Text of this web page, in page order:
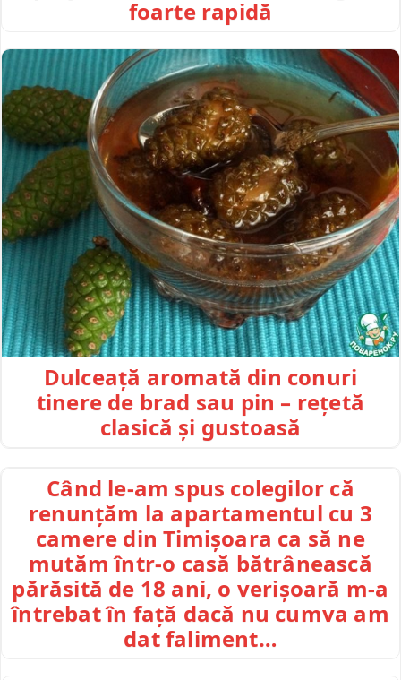
foarte rapidă
Dulceață aromată din conuri
tinere de brad sau pin – rețetă
clasică și gustoasă
Când le-am spus colegilor că
renunțăm la apartamentul cu 3
camere din Timișoara ca să ne
mutăm într-o casă bătrânească
părăsită de 18 ani, o verișoară m-a
întrebat în față dacă nu cumva am
dat faliment…